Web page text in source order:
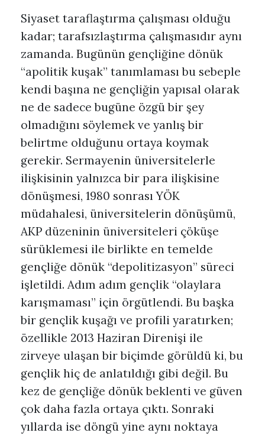
Siyaset taraflaştırma çalışması olduğu
kadar; tarafsızlaştırma çalışmasıdır aynı
zamanda. Bugünün gençliğine dönük
“apolitik kuşak” tanımlaması bu sebeple
kendi başına ne gençliğin yapısal olarak
ne de sadece bugüne özgü bir şey
olmadığını söylemek ve yanlış bir
belirtme olduğunu ortaya koymak
gerekir. Sermayenin üniversitelerle
ilişkisinin yalnızca bir para ilişkisine
dönüşmesi, 1980 sonrası YÖK
müdahalesi, üniversitelerin dönüşümü,
AKP düzeninin üniversiteleri çöküşe
sürüklemesi ile birlikte en temelde
gençliğe dönük “depolitizasyon” süreci
işletildi. Adım adım gençlik “olaylara
karışmaması” için örgütlendi. Bu başka
bir gençlik kuşağı ve profili yaratırken;
özellikle 2013 Haziran Direnişi ile
zirveye ulaşan bir biçimde görüldü ki, bu
gençlik hiç de anlatıldığı gibi değil. Bu
kez de gençliğe dönük beklenti ve güven
çok daha fazla ortaya çıktı. Sonraki
yıllarda ise döngü yine aynı noktaya